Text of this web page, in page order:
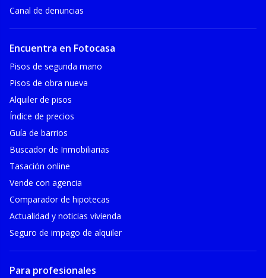
Canal de denuncias
Encuentra en Fotocasa
Pisos de segunda mano
Pisos de obra nueva
Alquiler de pisos
Índice de precios
Guía de barrios
Buscador de Inmobiliarias
Tasación online
Vende con agencia
Comparador de hipotecas
Actualidad y noticias vivienda
Seguro de impago de alquiler
Para profesionales